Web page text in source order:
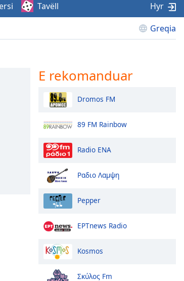
Greqia
Tavëll Hyr
E rekomanduar
Dromos FM
89 FM Rainbow
Radio ENA
Ραδιο Λαμψη
Pepper
ΕΡΤnews Radio
Kosmos
Σκύλος Fm